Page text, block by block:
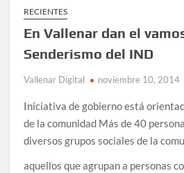
RECIENTES
En Vallenar dan el
Senderismo del IND
Vallenar Digital noviembre 10, 2014
Iniciativa de gobierno está
de la comunidad Más de 40
diversos grupos sociales de la
aquellos que agrupan a personas